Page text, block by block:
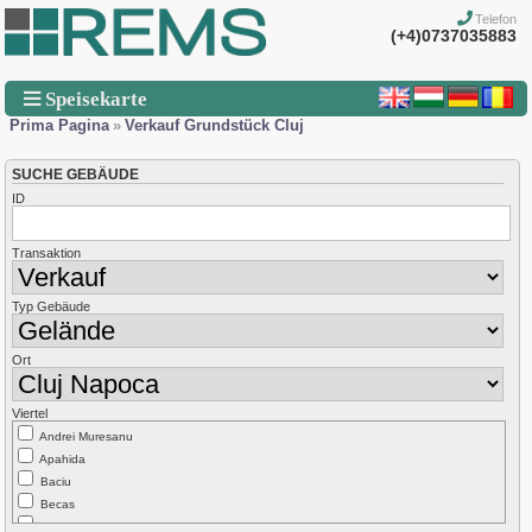
Telefon
(+4)0737035883
Speisekarte
Prima Pagina » Verkauf Grundstück Cluj
SUCHE GEBÄUDE
ID
Transaktion
Typ Gebäude
Ort
Viertel
Andrei Muresanu
Apahida
Baciu
Becas
Borhanci